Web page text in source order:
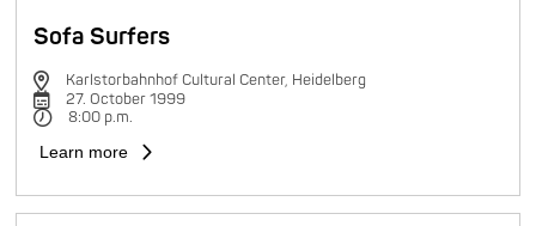
Sofa Surfers
Karlstorbahnhof Cultural Center, Heidelberg
27. October 1999
8:00 p.m.
Learn more